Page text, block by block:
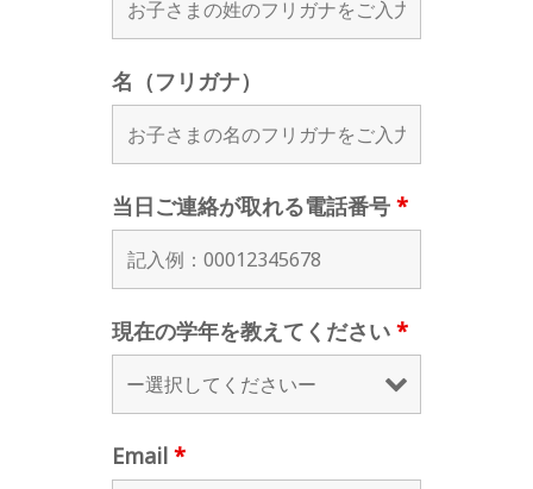
名（フリガナ）
当日ご連絡が取れる電話番号 *
現在の学年を教えてください *
Email *